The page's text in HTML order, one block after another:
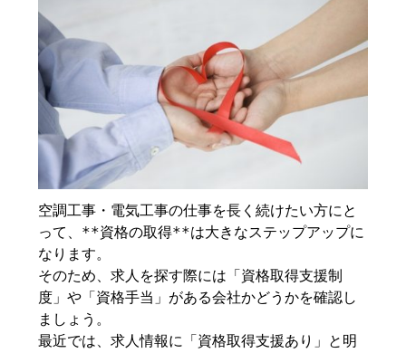
空調工事・電気工事の仕事を長く続けたい方にと
って、**資格の取得**は大きなステップアップに
なります。
そのため、求人を探す際には「資格取得支援制
度」や「資格手当」がある会社かどうかを確認し
ましょう。
最近では、求人情報に「資格取得支援あり」と明